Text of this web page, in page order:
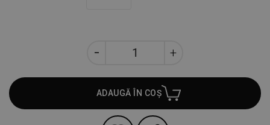
ADAUGĂ ÎN COȘ